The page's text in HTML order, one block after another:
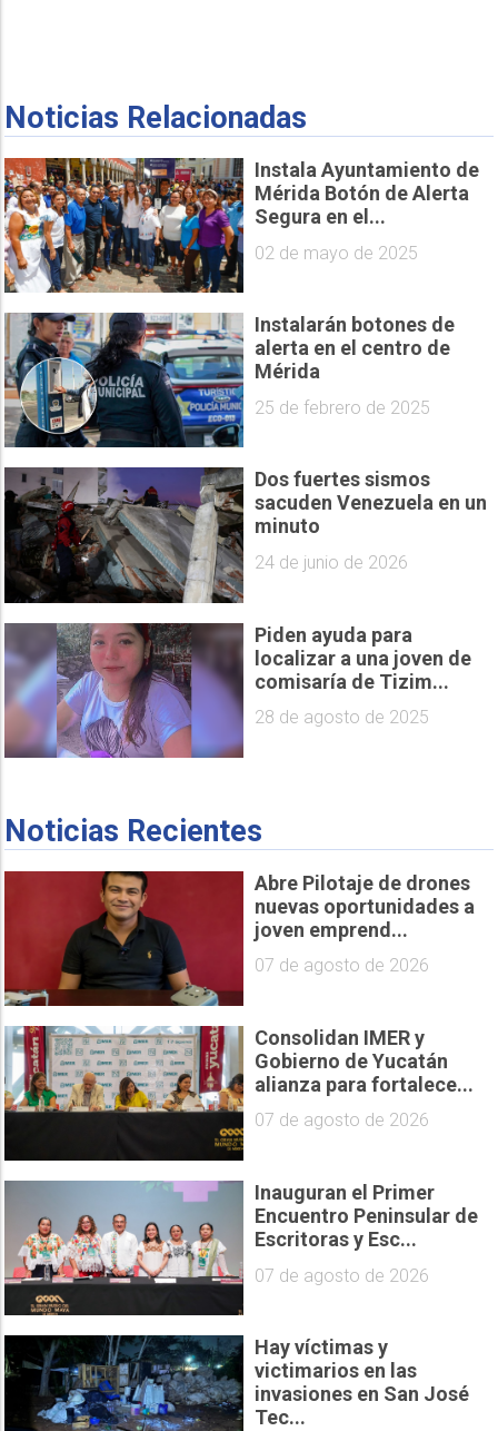
Noticias Relacionadas
Instala Ayuntamiento de
Mérida Botón de Alerta
Segura en el...
02 de mayo de 2025
Instalarán botones de
alerta en el centro de
Mérida
25 de febrero de 2025
Dos fuertes sismos
sacuden Venezuela en un
minuto
24 de junio de 2026
Piden ayuda para
localizar a una joven de
comisaría de Tizim...
28 de agosto de 2025
Noticias Recientes
Abre Pilotaje de drones
nuevas oportunidades a
joven emprend...
07 de agosto de 2026
Consolidan IMER y
Gobierno de Yucatán
alianza para fortalece...
07 de agosto de 2026
Inauguran el Primer
Encuentro Peninsular de
Escritoras y Esc...
07 de agosto de 2026
Hay víctimas y
victimarios en las
invasiones en San José
Tec...